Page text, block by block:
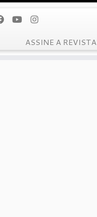
ASSINE A REVISTA